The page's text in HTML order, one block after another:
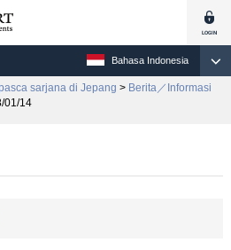
Bahasa Indonesia
sarjana di Jepang > Berita／Informasi
01/14